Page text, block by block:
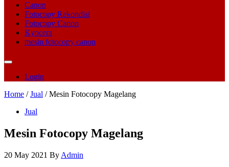
Canon
Fotocopy Rekondisi
Fotocopy Canon
Kyocera
mesin fotocopy canon
Login
Home /Jual / Mesin Fotocopy Magelang
Jual
Mesin Fotocopy Magelang
20 May 2021 By Admin